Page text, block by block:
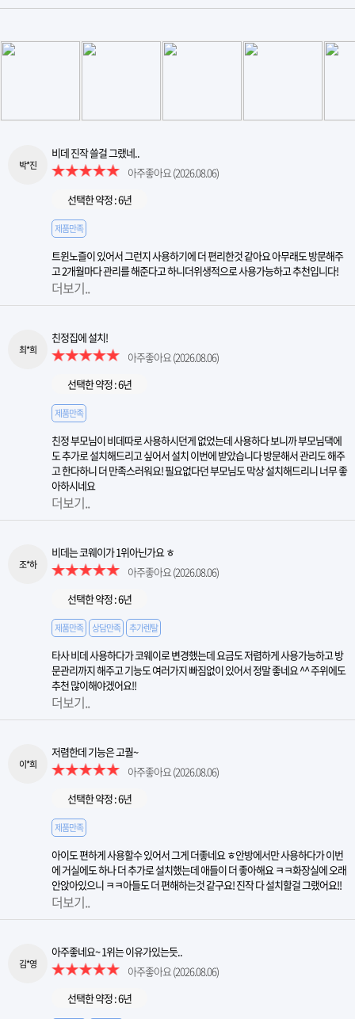
박*진
비데 진작 쓸걸 그랬네..
아주좋아요 (2026.08.06)
선택한 약정 : 6년
제품만족
트윈노즐이 있어서 그런지 사용하기에 더 편리한것 같아요 아무래도 방문해주
고 2개월마다 관리를 해준다고 하니더위생적으로 사용가능하고 추천입니다!
더보기..
최*희
친정집에 설치!
아주좋아요 (2026.08.06)
선택한 약정 : 6년
제품만족
친정 부모님이 비데따로 사용하시던게 없었는데 사용하다 보니까 부모님댁에
도 추가로 설치해드리고 싶어서 설치 이번에 받았습니다 방문해서 관리도 해주
고 한다하니 더 만족스러워요! 필요없다던 부모님도 막상 설치해드리니 너무 좋
아하시네요
더보기..
조*하
비데는 코웨이가 1위아닌가요 ㅎ
아주좋아요 (2026.08.06)
선택한 약정 : 6년
제품만족 상담만족 추가렌탈
타사 비데 사용하다가 코웨이로 변경했는데 요금도 저렴하게 사용가능하고 방
문관리까지 해주고 기능도 여러가지 빠짐없이 있어서 정말 좋네요 ^^ 주위에도
추천 많이해야겠어요!!
더보기..
이*희
저렴한데 기능은 고퀄~
아주좋아요 (2026.08.06)
선택한 약정 : 6년
제품만족
아이도 편하게 사용할수 있어서 그게 더좋네요 ㅎ안방에서만 사용하다가 이번
에 거실에도 하나 더 추가로 설치했는데 애들이 더 좋아해요 ㅋㅋ화장실에 오래
안앉아있으니 ㅋㅋ아들도 더 편해하는것 같구요! 진작 다 설치할걸 그랬어요!!
더보기..
김*영
아주좋네요~ 1위는 이유가있는듯..
아주좋아요 (2026.08.06)
선택한 약정 : 6년